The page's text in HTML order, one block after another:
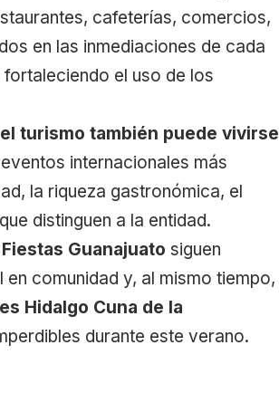
cafeterías, comercios,
en las inmediaciones de cada
el uso de los
turismo también puede vivirse
internacionales más
la riqueza gastronómica, el
distinguen a la entidad.
Fiestas Guanajuato siguen
comunidad y, al mismo tiempo,
Hidalgo Cuna de la
durante este verano.